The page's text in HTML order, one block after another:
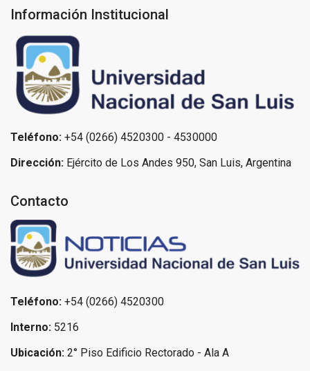
Información Institucional
Teléfono: +54 (0266) 4520300 - 4530000
Dirección: Ejército de Los Andes 950, San Luis, Argentina
Contacto
Teléfono: +54 (0266) 4520300
Interno: 5216
Ubicación: 2° Piso Edificio Rectorado - Ala A